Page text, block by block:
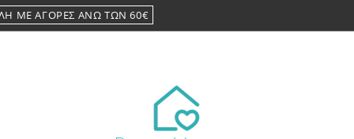
ΜΕ ΑΓΟΡΕΣ ΑΝΩ ΤΩΝ 60€